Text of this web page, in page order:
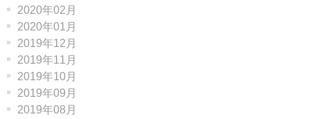
2020年02月
2020年01月
2019年12月
2019年11月
2019年10月
2019年09月
2019年08月